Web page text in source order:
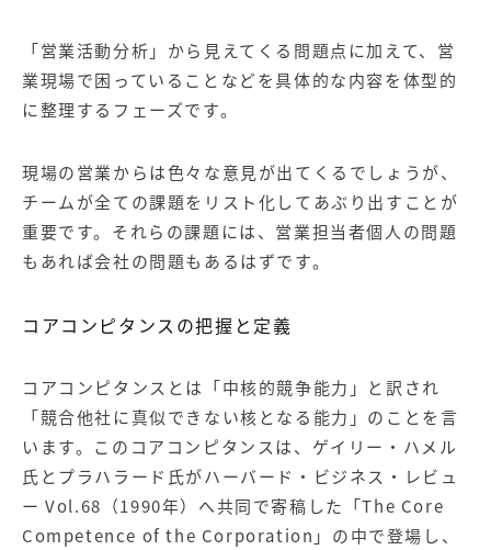
「営業活動分析」から見えてくる問題点に加えて、営
業現場で困っていることなどを具体的な内容を体型的
に整理するフェーズです。
現場の営業からは色々な意見が出てくるでしょうが、
チームが全ての課題をリスト化してあぶり出すことが
重要です。それらの課題には、営業担当者個人の問題
もあれば会社の問題もあるはずです。
コアコンピタンスの把握と定義
コアコンピタンスとは「中核的競争能力」と訳され
「競合他社に真似できない核となる能力」のことを言
います。このコアコンピタンスは、ゲイリー・ハメル
氏とプラハラード氏がハーバード・ビジネス・レビュ
ー Vol.68（1990年）へ共同で寄稿した「The Core
Competence of the Corporation」の中で登場し、